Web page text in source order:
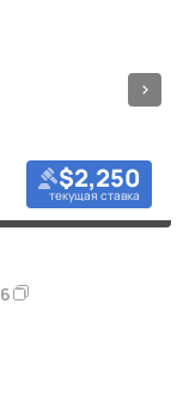
$2,250
текущая ставка